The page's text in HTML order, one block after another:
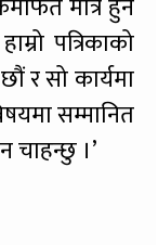
मात्रै हुने
पत्रिकाको
र सो कार्यमा
सम्मानित
चाहन्छु ।’